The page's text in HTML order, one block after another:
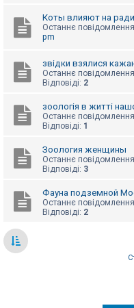
о
А
т
т
и
Коты влияют на
Останнє повідомлення
pm
звідки взялися
Останнє повідомлення
Відповіді: 2
зоологія в житті
Останнє повідомлення
Відповіді: 1
Зоология женщины
Останнє повідомлення
Відповіді: 3
Фауна подземной
Останнє повідомлення
Відповіді: 2